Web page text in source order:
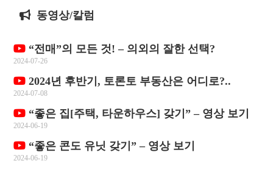
동영상/칼럼
“전매”의 모든 것! – 의외의 잘한 선택?
2024-07-26
2024년 후반기, 토론토 부동산은 어디로?..
2024-07-08
“좋은 집[주택, 타운하우스] 갖기” – 영상 보기
2024-06-19
“좋은 콘도 유닛 갖기” – 영상 보기
2024-06-19